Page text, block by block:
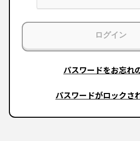
ログイン
パスワードをお忘れ
パスワードがロックさ